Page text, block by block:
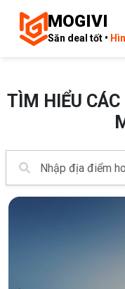
MOGIVI
Săn deal tốt •
TÌM HIỂU